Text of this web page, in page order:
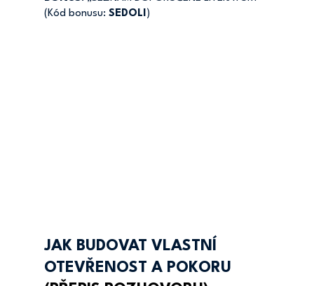
(Kód bonusu: SEDOLI )
JAK BUDOVAT VLASTNÍ
OTEVŘENOST A POKORU